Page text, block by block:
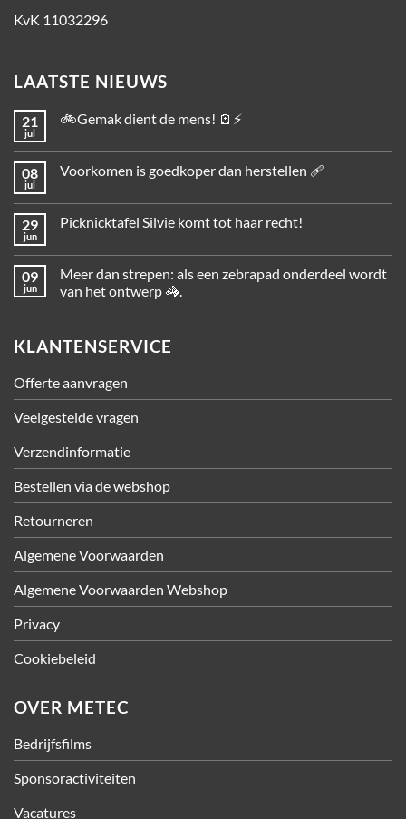
KvK 11032296
LAATSTE NIEUWS
21
jul
🚲Gemak dient de mens! 🪫⚡
08
jul
Voorkomen is goedkoper dan herstellen 🩹
29
jun
Picknicktafel Silvie komt tot haar recht!
09
jun
Meer dan strepen: als een zebrapad onderdeel wordt
van het ontwerp 🦓.
KLANTENSERVICE
Offerte aanvragen
Veelgestelde vragen
Verzendinformatie
Bestellen via de webshop
Retourneren
Algemene Voorwaarden
Algemene Voorwaarden Webshop
Privacy
Cookiebeleid
OVER METEC
Bedrijfsfilms
Sponsoractiviteiten
Vacatures